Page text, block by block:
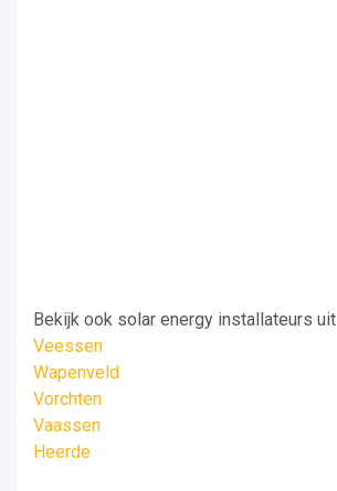
Bekijk ook solar energy installateurs uit
Veessen
Wapenveld
Vorchten
Vaassen
Heerde